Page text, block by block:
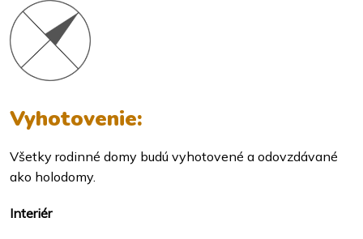
Vyhotovenie:
Všetky rodinné domy budú vyhotovené a odovzdávané
ako holodomy.
Interiér